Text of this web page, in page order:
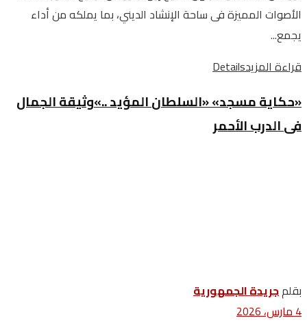
‬يجمع‭...
قراءة المزيدDetails
‬فى‭ ‬الدرب‭ ‬الأحمر
بقلمجريدة الجمهورية
4 مارس، 2026